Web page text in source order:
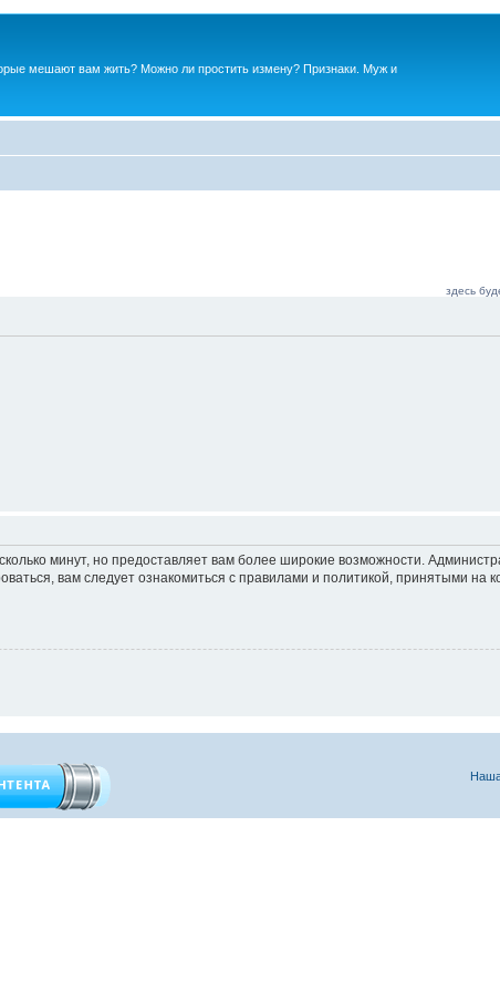
мешают вам жить? Можно ли простить измену? Признаки. Муж и
здесь
минут, но предоставляет вам более широкие возможности.
вам следует ознакомиться с правилами и политикой, принятыми